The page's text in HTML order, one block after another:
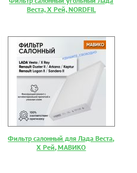
Веста, Х Рей, NORDFIL
Фильтр салонный для Лада Веста,
Х Рей, МАВИКО